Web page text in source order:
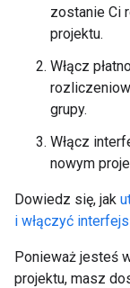
zostanie Ci
projektu.
Włącz
grupy.
Włącz
nowym
Dowiedz się, jak
i włączyć
Ponieważ jesteś
projektu, masz